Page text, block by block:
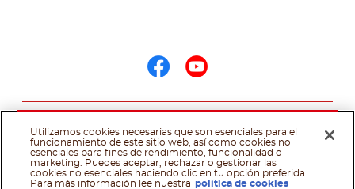
Asistente de recetas
técnicos
Para Profesionales ATO Photo Promo 23 Sitemap
Términos y
Condiciones
Utilizamos cookies necesarias que son esenciales para el
funcionamiento de este sitio web, así como cookies no
esenciales para fines de rendimiento, funcionalidad o
marketing. Puedes aceptar, rechazar o gestionar las
cookies no esenciales haciendo clic en tu opción preferida.
Para más información lee nuestra política de cookies